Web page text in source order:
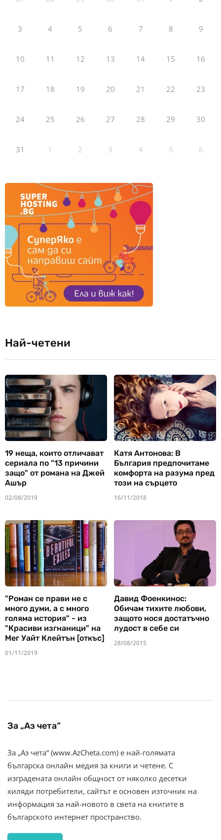
3 4 5 6 7 8 9
10 11 12 13 14 15 16
17 18 19 20 21 22 23
24 25 26 27 28 29 30
31 1 2 3 4 5 6
Най-четени
19 неща, които отличават
сериала по "13 причини
защо" от романа на Джей
Ашър
02/08/2019
Катя Антонова: В
България предпочитаме
комфорта на разума пред
този на сърцето
16/11/2018
"Роман се прави не с
много думи, а с много
голяма история" - из
"Красиви изгнаници" на
Мег Уайт Клейтън [откъс]
01/11/2019
Давид Фоенкинос:
Обичам тихите любови,
защото нося достатъчно
лудост в себе си
28/08/2015
За „Аз чета“
За „Аз чета“ (www.AzCheta.com) е най-голямата
българска онлайн медия за книги и четене. С
изградената онлайн общност от няколко десетки
хиляди потребители, сайтът е основен източник на
информация за най-новото в света на книгите в
българското интернет пространство.